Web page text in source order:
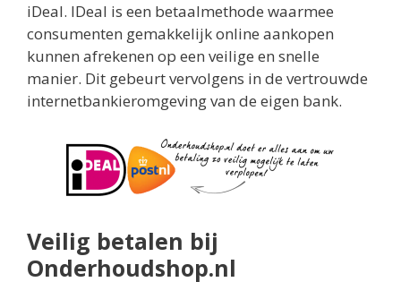
iDeal. IDeal is een betaalmethode waarmee
consumenten gemakkelijk online aankopen
kunnen afrekenen op een veilige en snelle
manier. Dit gebeurt vervolgens in de vertrouwde
internetbankieromgeving van de eigen bank.
Veilig betalen bij
Onderhoudshop.nl